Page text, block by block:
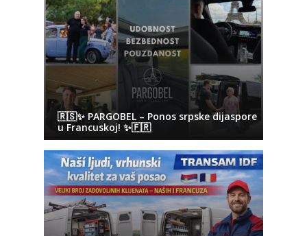
🇷🇸✨ PARGOBEL – Ponos srpske dijaspore
u Francuskoj! ✨🇫🇷